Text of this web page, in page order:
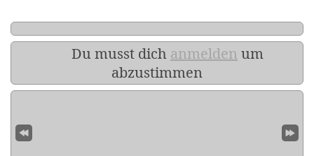
Du musst dich anmelden um
abzustimmen